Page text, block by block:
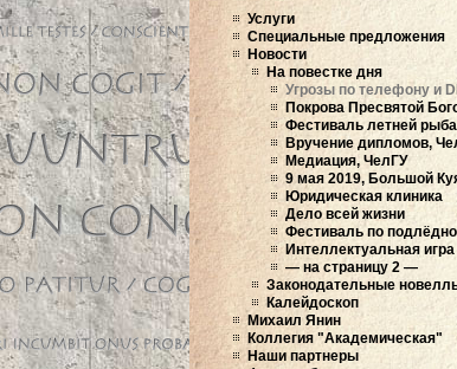
Услуги
Специальные предложения
Новости
На повестке дня
Угрозы по телефону и
Покрова Пресвятой
Фестиваль летней
Вручение дипломов,
Медиация, ЧелГУ
9 мая 2019, Большой
Юридическая клиника
Дело всей жизни
Фестиваль по
Интеллектуальная
— на страницу 2 —
Законодательные
Калейдоскоп
Михаил Янин
Коллегия "Академическая"
Наши партнеры